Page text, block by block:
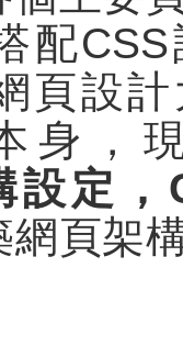
配
頁設
身，
設定，
網頁架